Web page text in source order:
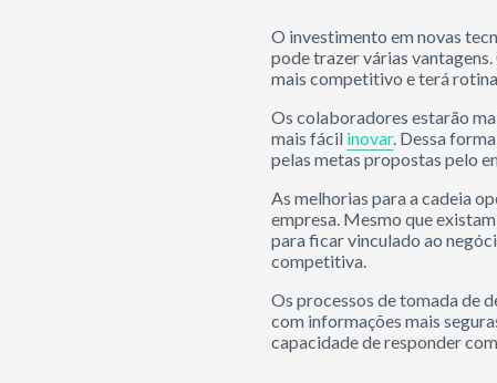
O investimento em novas
pode trazer várias
mais competitivo e terá
Os colaboradores estarão
mais fácil inovar. Dessa
pelas metas propostas pelo
As melhorias para a cadeia
empresa. Mesmo que
para ficar vinculado ao
competitiva.
Os processos de tomada de
com informações mais
capacidade de responder